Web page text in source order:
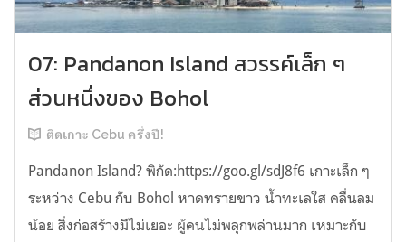
07: Pandanon Island สวรรค์เล็ก ๆ
ส่วนหนึ่งของ Bohol
ติดเกาะ Cebu ครึ่งปี!
Pandanon Island? พิกัด:https://goo.gl/sdJ8f6 เกาะเล็ก ๆ
ระหว่าง Cebu กับ Bohol หาดทรายขาว น้ำทะเลใส คลื่นลม
น้อย สิ่งก่อสร้างมีไม่เยอะ ผู้คนไม่พลุกพล่านมาก เหมาะกับ